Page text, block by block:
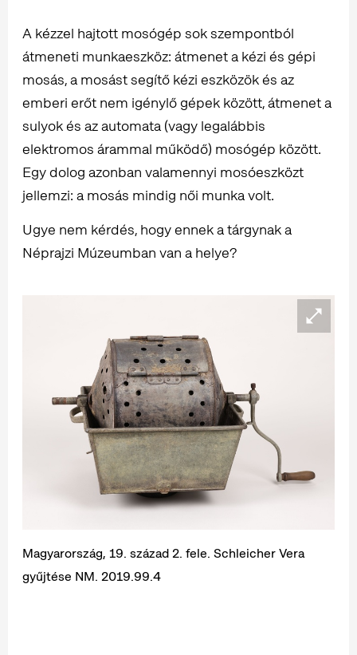
A kézzel hajtott mosógép sok szempontból
átmeneti munkaeszköz: átmenet a kézi és gépi
mosás, a mosást segítő kézi eszközök és az
emberi erőt nem igénylő gépek között, átmenet a
sulyok és az automata (vagy legalábbis
elektromos árammal működő) mosógép között.
Egy dolog azonban valamennyi mosóeszközt
jellemzi: a mosás mindig női munka volt.
Ugye nem kérdés, hogy ennek a tárgynak a
Néprajzi Múzeumban van a helye?
Magyarország, 19. század 2. fele. Schleicher Vera
gyűjtése NM. 2019.99.4